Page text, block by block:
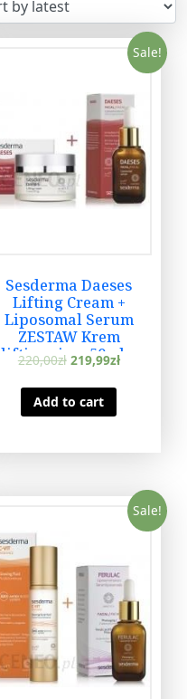
Sale!
Sesderma Daeses
Lifting Cream +
Liposomal Serum
ZESTAW Krem
liftingujący 50ml +
erum liposomowe
liftingujące 30ml
220,00zł 219,99zł
Add to cart
Sale!